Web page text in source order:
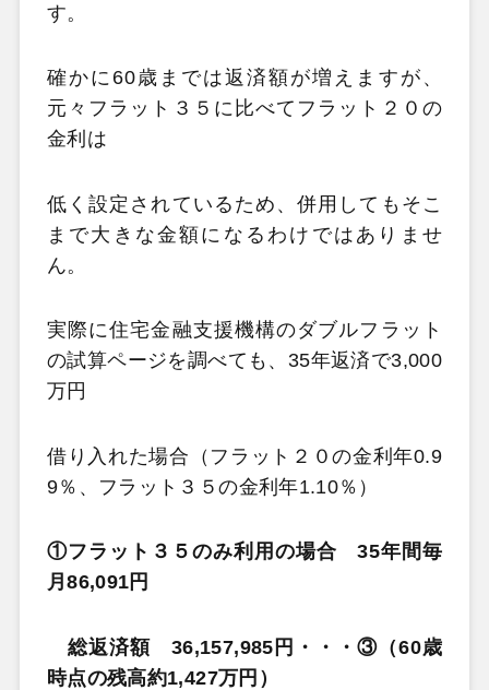
す。
確かに60歳までは返済額が増えますが、
元々フラット３５に比べてフラット２０の
金利は
低く設定されているため、併用してもそこ
まで大きな金額になるわけではありませ
ん。
実際に住宅金融支援機構のダブルフラット
の試算ページを調べても、35年返済で3,000
万円
借り入れた場合（フラット２０の金利年0.9
9％、フラット３５の金利年1.10％）
①フラット３５のみ利用の場合 35年間毎
月86,091円
総返済額 36,157,985円・・・③（60歳
時点の残高約1,427万円）